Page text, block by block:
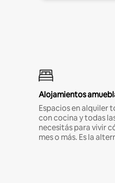
Alojamientos
Espacios en alquiler
con cocina y todas
necesitás para vivir
mes o más. Es la